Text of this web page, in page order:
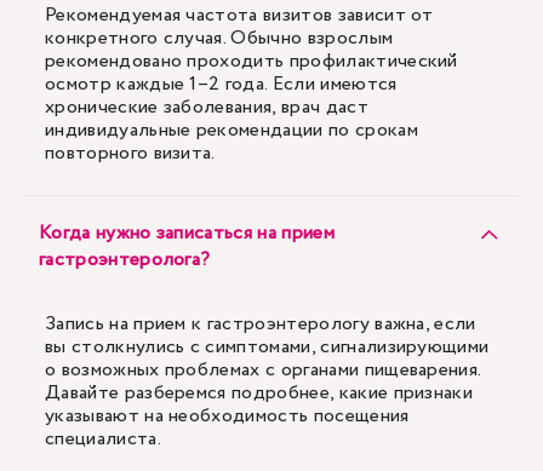
Рекомендуемая частота визитов зависит от
конкретного случая. Обычно взрослым
рекомендовано проходить профилактический
осмотр каждые 1–2 года. Если имеются
хронические заболевания, врач даст
индивидуальные рекомендации по срокам
повторного визита.
Когда нужно записаться на прием
гастроэнтеролога?
Запись на прием к гастроэнтерологу важна, если
вы столкнулись с симптомами, сигнализирующими
о возможных проблемах с органами пищеварения.
Давайте разберемся подробнее, какие признаки
указывают на необходимость посещения
специалиста.